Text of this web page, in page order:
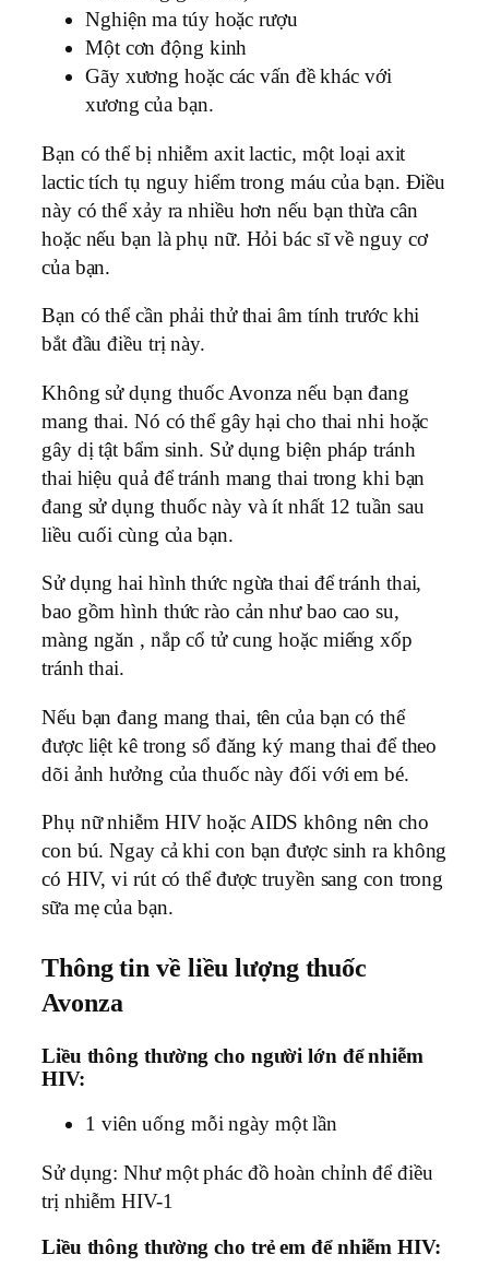
Nghiện ma túy hoặc rượu
Một cơn động kinh
Gãy xương hoặc các vấn đề khác với
xương của bạn.
Bạn có thể bị nhiễm axit lactic, một loại axit
lactic tích tụ nguy hiểm trong máu của bạn. Điều
này có thể xảy ra nhiều hơn nếu bạn thừa cân
hoặc nếu bạn là phụ nữ. Hỏi bác sĩ về nguy cơ
của bạn.
Bạn có thể cần phải thử thai âm tính trước khi
bắt đầu điều trị này.
Không sử dụng thuốc Avonza nếu bạn đang
mang thai. Nó có thể gây hại cho thai nhi hoặc
gây dị tật bẩm sinh. Sử dụng biện pháp tránh
thai hiệu quả để tránh mang thai trong khi bạn
đang sử dụng thuốc này và ít nhất 12 tuần sau
liều cuối cùng của bạn.
Sử dụng hai hình thức ngừa thai để tránh thai,
bao gồm hình thức rào cản như bao cao su,
màng ngăn , nắp cổ tử cung hoặc miếng xốp
tránh thai.
Nếu bạn đang mang thai, tên của bạn có thể
được liệt kê trong sổ đăng ký mang thai để theo
dõi ảnh hưởng của thuốc này đối với em bé.
Phụ nữ nhiễm HIV hoặc AIDS không nên cho
con bú. Ngay cả khi con bạn được sinh ra không
có HIV, vi rút có thể được truyền sang con trong
sữa mẹ của bạn.
Thông tin về liều lượng thuốc
Avonza
Liều thông thường cho người lớn để nhiễm
HIV:
1 viên uống mỗi ngày một lần
Sử dụng: Như một phác đồ hoàn chỉnh để điều
trị nhiễm HIV-1
Liều thông thường cho trẻ em để nhiễm HIV: